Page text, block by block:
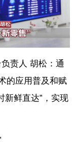
责人 胡松：通
的应用普及和赋
新鲜直达”，实现